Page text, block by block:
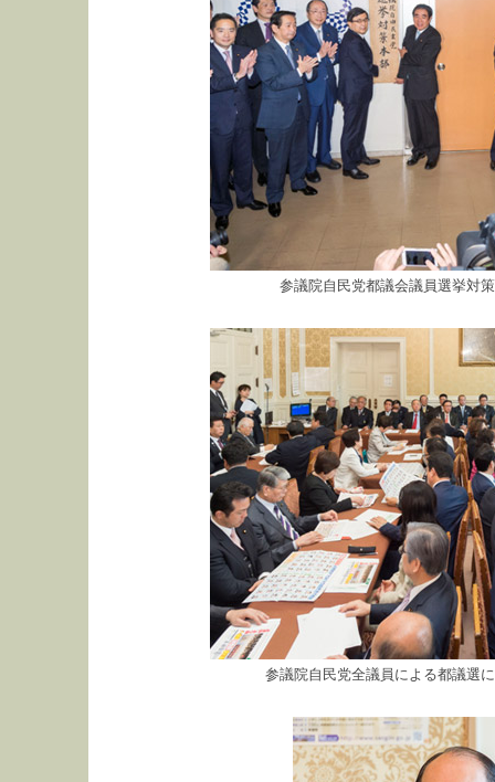
参議院自民党都議会議員選挙対
参議院自民党全議員による都議選